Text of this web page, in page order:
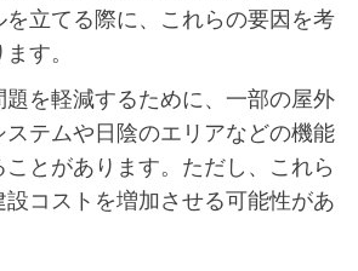
を立てる際に、これらの要因を考
す。
を軽減するために、一部の屋外
ステムや日陰のエリアなどの機能
とがあります。ただし、これら
コストを増加させる可能性があ